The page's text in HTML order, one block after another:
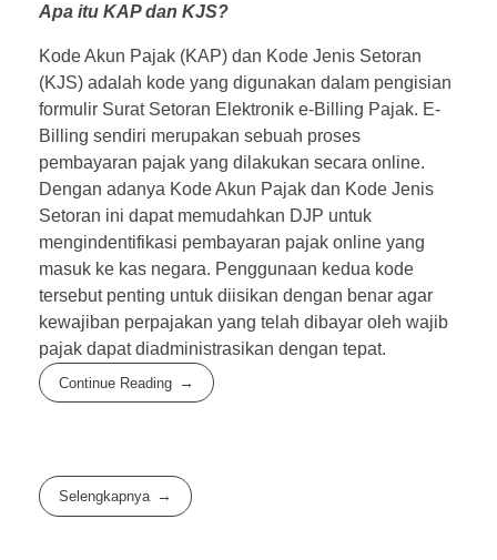
Apa itu KAP dan KJS?
Kode Akun Pajak (KAP) dan Kode Jenis Setoran
(KJS) adalah kode yang digunakan dalam pengisian
formulir Surat Setoran Elektronik e-Billing Pajak. E-
Billing sendiri merupakan sebuah proses
pembayaran pajak yang dilakukan secara online.
Dengan adanya Kode Akun Pajak dan Kode Jenis
Setoran ini dapat memudahkan DJP untuk
mengindentifikasi pembayaran pajak online yang
masuk ke kas negara. Penggunaan kedua kode
tersebut penting untuk diisikan dengan benar agar
kewajiban perpajakan yang telah dibayar oleh wajib
pajak dapat diadministrasikan dengan tepat.
Continue Reading
Selengkapnya